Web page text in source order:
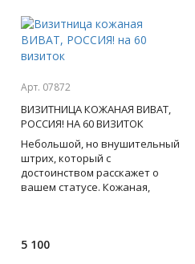
Арт. 07872
ВИЗИТНИЦА КОЖАНАЯ ВИВАТ,
РОССИЯ! НА 60 ВИЗИТОК
Небольшой, но внушительный
штрих, который с
достоинством расскажет о
вашем статусе. Кожаная,
5 100